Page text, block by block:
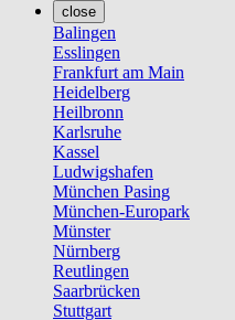
close
Balingen
Esslingen
Frankfurt am Main
Heidelberg
Heilbronn
Karlsruhe
Kassel
Ludwigshafen
München Pasing
München-Europark
Münster
Nürnberg
Reutlingen
Saarbrücken
Stuttgart